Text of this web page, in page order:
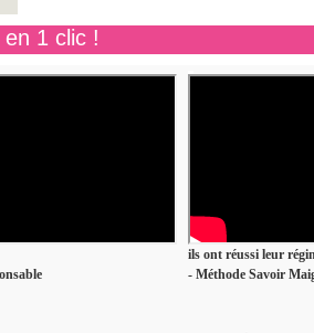
1 clic !
ils ont réussi leur
- Méthode Savoir